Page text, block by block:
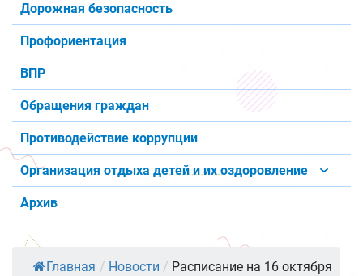
Дорожная безопасность
Профориентация
ВПР
Обращения граждан
Противодействие коррупции
Организация отдыха детей и их оздоровление
Архив
Главная / Новости / Расписание на 16 октября